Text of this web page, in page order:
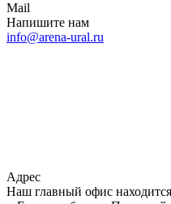
Mail
Напишите нам
info@arena-ural.ru
Адрес
Наш главный офис находится